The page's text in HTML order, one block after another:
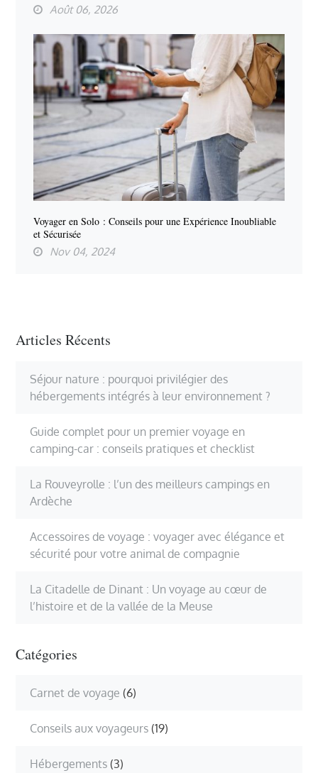
Août 06, 2026
Voyager en Solo : Conseils pour une Expérience Inoubliable
et Sécurisée
Nov 04, 2024
Articles Récents
Séjour nature : pourquoi privilégier des
hébergements intégrés à leur environnement ?
Guide complet pour un premier voyage en
camping-car : conseils pratiques et checklist
La Rouveyrolle : l’un des meilleurs campings en
Ardèche
Accessoires de voyage : voyager avec élégance et
sécurité pour votre animal de compagnie
La Citadelle de Dinant : Un voyage au cœur de
l’histoire et de la vallée de la Meuse
Catégories
Carnet de voyage (6)
Conseils aux voyageurs (19)
Hébergements (3)